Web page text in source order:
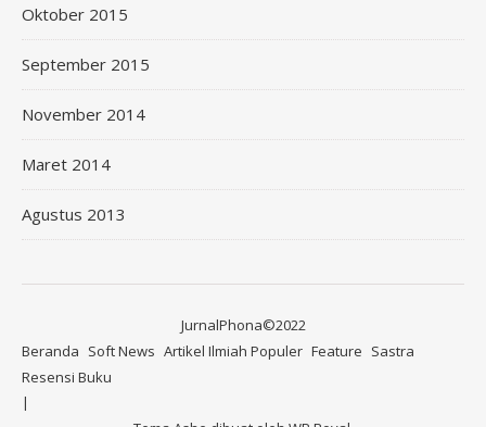
Oktober 2015
September 2015
November 2014
Maret 2014
Agustus 2013
JurnalPhona©2022
Beranda Soft News Artikel Ilmiah Populer Feature Sastra
Resensi Buku